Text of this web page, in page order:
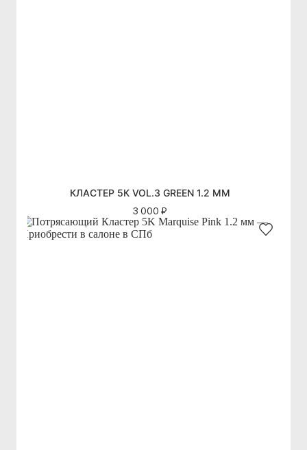
КЛАСТЕР 5К VOL.3 GREEN 1.2 ММ
3 000 ₽